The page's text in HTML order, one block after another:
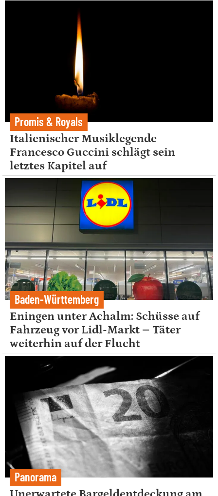
Promis & Royals
Italienischer Musiklegende
Francesco Guccini schlägt sein
letztes Kapitel auf
Baden-Württemberg
Eningen unter Achalm: Schüsse auf
Fahrzeug vor Lidl-Markt – Täter
weiterhin auf der Flucht
Panorama